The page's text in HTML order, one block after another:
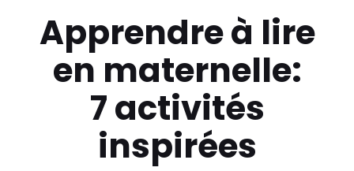
Apprendre à lire
en maternelle:
7 activités
inspirées